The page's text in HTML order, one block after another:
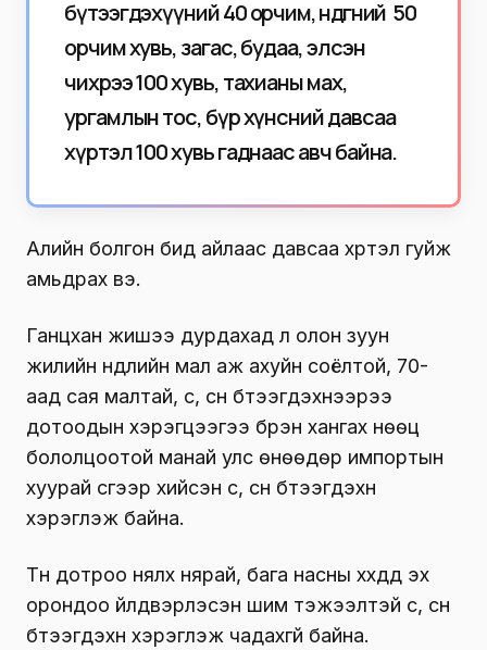
бүтээгдэхүүний 40 орчим, өндөгний 50
орчим хувь, загас, будаа, элсэн
чихрээ 100 хувь, тахианы мах,
ургамлын тос, бүр хүнсний давсаа
хүртэл 100 хувь гаднаас авч байна.
Алийн болгон бид айлаас давсаа хүртэл гуйж
амьдрах вэ.
Ганцхан жишээ дурдахад л олон зуун
жилийн нүүдлийн мал аж ахуйн соёлтой, 70-
аад сая малтай, сүү, сүүн бүтээгдэхүүнээрээ
дотоодын хэрэгцээгээ бүрэн хангах нөөц
бололцоотой манай улс өнөөдөр импортын
хуурай сүүгээр хийсэн сүү, сүүн бүтээгдэхүүн
хэрэглэж байна.
Түүн дотроо нялх нярай, бага насны хүүхдүүд эх
орондоо үйлдвэрлэсэн шим тэжээлтэй сүү, сүүн
бүтээгдэхүүн хэрэглэж чадахгүй байна.